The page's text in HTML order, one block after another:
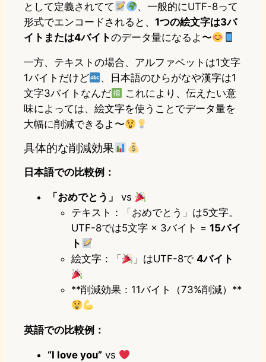
として定義されてて
、一般的にUTF-8って
形式でエンコードされると、 1つの絵文字は3バ
イトまたは4バイトのデータ量になるよ〜
一方、テキストの場合、アルファベットは1文字
1バイトだけど
、日本語のひらがなや漢字は1
文字3バイトなんだ
これにより、伝えたい意
味によっては、絵文字を使うことでデータ量を
大幅に削減できるよ〜
具体的な削減効果
日本語での比較例：
「おめでとう」
vs
テキスト：「おめでとう」は5文字。
UTF-8では5文字 × 3バイト = 15バイ
ト
絵文字：「
」はUTF-8で4バイト
**削減効果：11バイト（73%削減）**
英語での比較例：
“I love you” vs